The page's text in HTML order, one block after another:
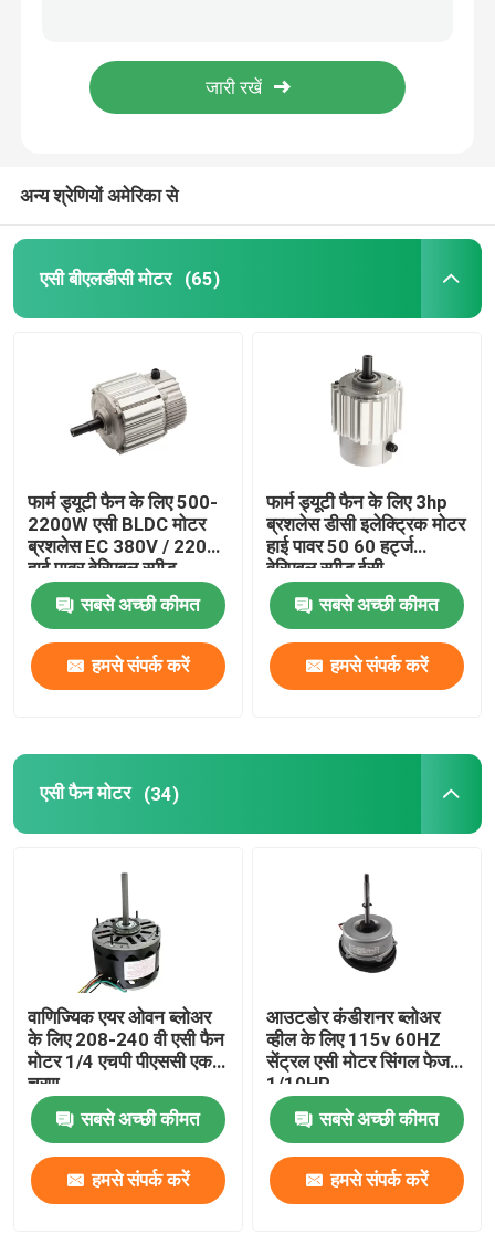
एयर कंडीशनर पंखा मोटर
एसी डीसी गियर मोटर
3 चरण औद्योगिक मोटर
केन्द्रापसारक ब्लोअर फैन
इलेक्ट्रिक मोटर कैपेसिटर
स्थायी चुंबक ब्रश डीसी मोटर
स्थायी चुंबक तुल्यकालिक मोटर
अन्य श्रेणियों अमेरिका से
एसी बीएलडीसी मोटर (65)
फार्म ड्यूटी फैन के लिए 500-
2200W एसी BLDC मोटर
ब्रशलेस EC 380V / 220V
हाई पावर वेरिएबल स्पीड
सबसे अच्छी कीमत
हमसे संपर्क करें
फार्म ड्यूटी फैन के लिए 3hp
ब्रशलेस डीसी इलेक्ट्रिक मोटर
हाई पावर 50 60 हर्ट्ज
वेरिएबल स्पीड ईसी
सबसे अच्छी कीमत
हमसे संपर्क करें
एसी फैन मोटर (34)
वाणिज्यिक एयर ओवन ब्लोअर
के लिए 208-240 वी एसी फैन
मोटर 1/4 एचपी पीएससी एकल
चरण
सबसे अच्छी कीमत
हमसे संपर्क करें
आउटडोर कंडीशनर ब्लोअर
व्हील के लिए 115v 60HZ
सेंट्रल एसी मोटर सिंगल फेज
1/10HP
सबसे अच्छी कीमत
हमसे संपर्क करें